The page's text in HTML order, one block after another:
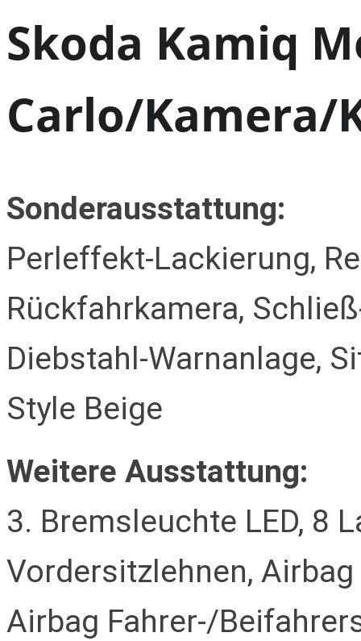
Skoda Kamiq
Carlo/Kamera/
Sonderausstattung:
Perleffekt-Lackierung,
Rückfahrkamera,
Diebstahl-Warnanlage,
Style Beige
Weitere Ausstattung:
3. Bremsleuchte LED, 8
Vordersitzlehnen,
Airbag Fahrer-/